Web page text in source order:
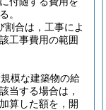
。
割合は，工事によ
工事費用の範囲
模な建築物の給
当する場合は，
算した額を，開